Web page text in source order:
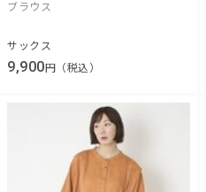
ブラウス
サックス
9,900 円（税込）